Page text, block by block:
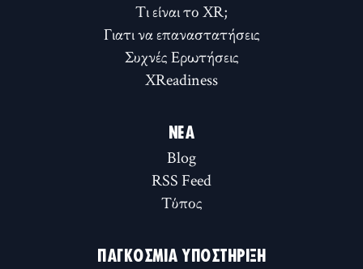
Τι είναι το XR;
Γιατι να επαναστατήσεις
Συχνές Ερωτήσεις
XReadiness
ΝΈΑ
Blog
RSS Feed
Τύπος
ΠΑΓΚΌΣΜΙΑ ΥΠΟΣΤΉΡΙΞΗ